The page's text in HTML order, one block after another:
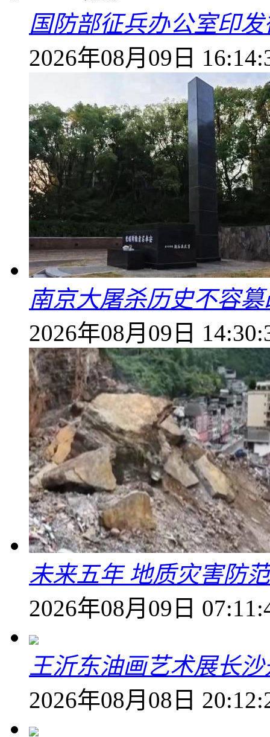
国防部征兵办公室印
2026年08月09日
南京大屠杀历史不容
2026年08月09日
未来五年 地质灾害防
2026年08月09日
王沂东油画艺术展长
2026年08月08日